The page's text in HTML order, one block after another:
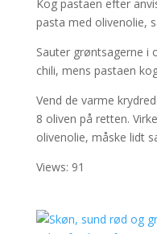
Kog pastaen efter
pasta med olivenolie,
Sauter grøntsagerne i
chili, mens pastaen
Vend de varme
8 oliven på retten.
olivenolie, måske lidt
Views: 91